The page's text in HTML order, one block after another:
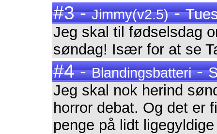
#3 -Jimmy(v2.5)-
Jeg skal til fødselsdag
søndag! Især for at se
#4 -Blandingsbatteri-
Jeg skal nok herind
horror debat. Og det er
penge på lidt